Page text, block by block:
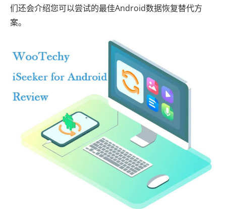
们还会介绍您可以尝试的最佳Android数据恢复替代方
案。